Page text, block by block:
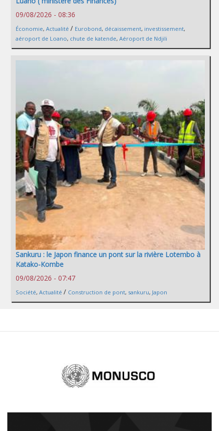
09/08/2026 - 08:36
Économie, Actualité / Eurobond, décaissement, investissement,
aéroport de Loano, chute de katende, Aéroport de Ndjili
Sankuru : le Japon finance un pont sur la rivière Lotembo à
Katako-Kombe
09/08/2026 - 07:47
Société, Actualité / Construction de pont, sankuru, Japon